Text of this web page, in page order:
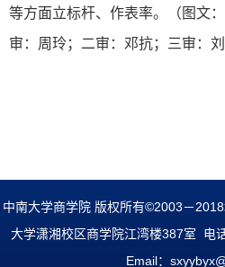
等方面立标杆、作表率。（图文
审：周玲；二审：邓抗；三审：刘
中南大学商学院 版权所有©2003－
大学潇湘校区商学院江湾楼387室 电
Email：